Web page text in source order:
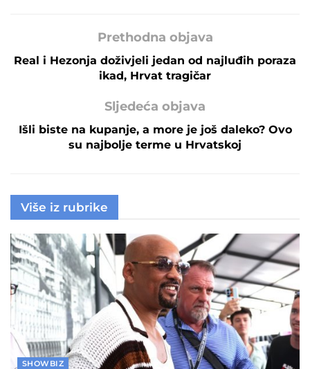
Prethodna objava
Real i Hezonja doživjeli jedan od najluđih poraza
ikad, Hrvat tragičar
Sljedeća objava
Išli biste na kupanje, a more je još daleko? Ovo
su najbolje terme u Hrvatskoj
Više iz rubrike
SHOWBIZ